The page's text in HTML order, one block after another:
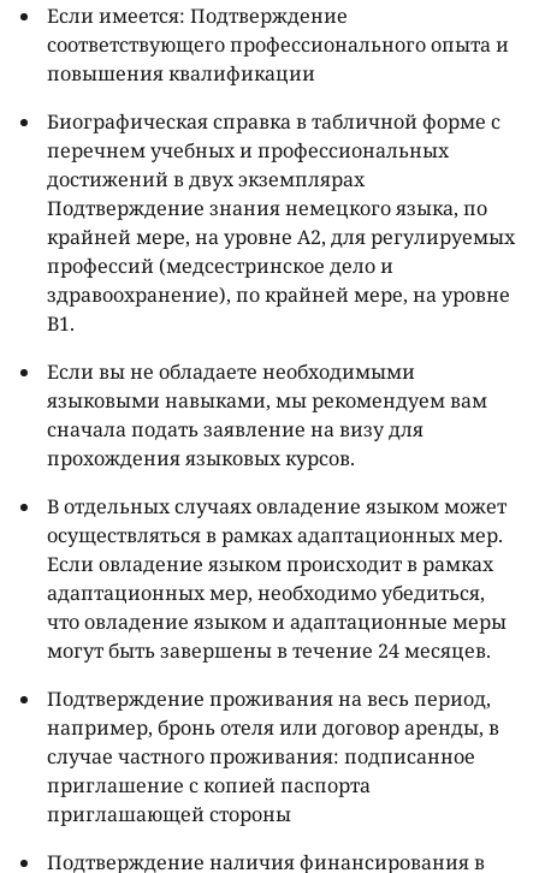
Если имеется: Подтверждение
соответствующего профессионального опыта и
повышения квалификации
Биографическая справка в табличной форме с
перечнем учебных и профессиональных
достижений в двух экземплярах
Подтверждение знания немецкого языка, по
крайней мере, на уровне A2, для регулируемых
профессий (медсестринское дело и
здравоохранение), по крайней мере, на уровне
B1.
Если вы не обладаете необходимыми
языковыми навыками, мы рекомендуем вам
сначала подать заявление на визу для
прохождения языковых курсов.
В отдельных случаях овладение языком может
осуществляться в рамках адаптационных мер.
Если овладение языком происходит в рамках
адаптационных мер, необходимо убедиться,
что овладение языком и адаптационные меры
могут быть завершены в течение 24 месяцев.
Подтверждение проживания на весь период,
например, бронь отеля или договор аренды, в
случае частного проживания: подписанное
приглашение с копией паспорта
приглашающей стороны
Подтверждение наличия финансирования в